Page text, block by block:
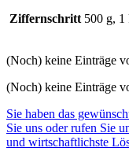
Ziffernschritt 500 g,
(Noch) keine Einträge
(Noch) keine Einträge
Sie haben das
Sie uns oder rufen Sie
und wirtschaftlichste